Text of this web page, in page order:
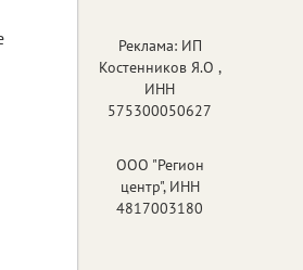
Реклама: ИП
Костенников Я.О ,
ИНН
575300050627
ООО "Регион
центр", ИНН
4817003180